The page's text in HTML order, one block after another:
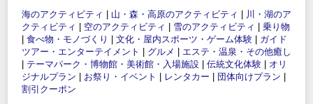
海のアクティビティ 山・森・高原のアクティビティ
川・湖のア
クティビティ
空のアクティビティ 雪のアクティビティ
乗り物
食べ物・モノづくり 文化・屋内スポーツ・ゲーム体験
ガイド
ツアー・エンターテイメント
グルメ
エステ・温泉・その他癒し
テーマパーク・博物館・美術館・入場施設 伝統文化体験
オリ
ジナルプラン
お祭り・イベント レンタカー 団体向けプラン
割引クーポン